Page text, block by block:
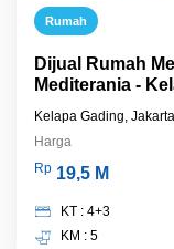
Rumah
Dijual Rumah
Mediterania -
Kelapa Gading,
Harga
Rp 19,5 M
KT : 4+3
KM : 5